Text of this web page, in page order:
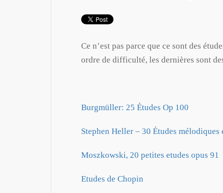
Ce n’est pas parce que ce sont des
ordre de difficulté, les dernières sont
Burgmüller: 25 Études Op 100
Stephen Heller – 30 Études mélodiques
Moszkowski, 20 petites etudes opus 91
Etudes de Chopin